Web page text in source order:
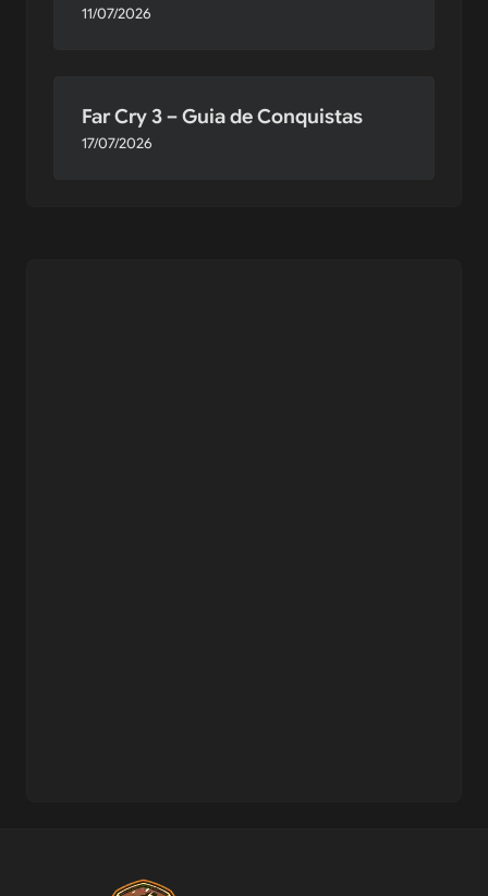
11/07/2026
Far Cry 3 – Guia de Conquistas
17/07/2026